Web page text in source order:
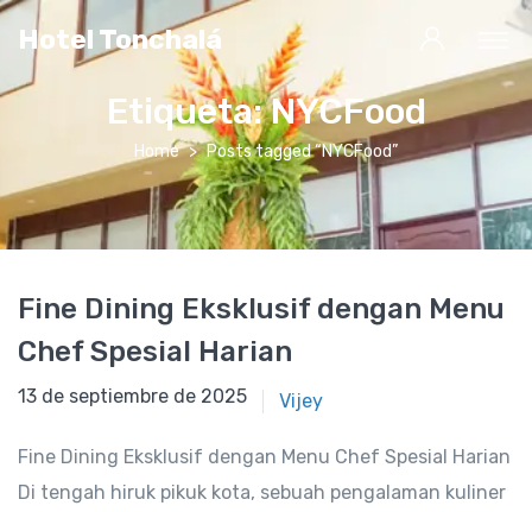
Hotel Tonchalá
Etiqueta:NYCFood
Home Posts tagged “NYCFood”
Fine Dining Eksklusif dengan Menu
Chef Spesial Harian
13 de septiembre de 2022
13 de septiembre de 2025 Vijey
Fine Dining Eksklusif dengan Menu Chef Spesial Harian
Di tengah hiruk pikuk kota, sebuah pengalaman kuliner